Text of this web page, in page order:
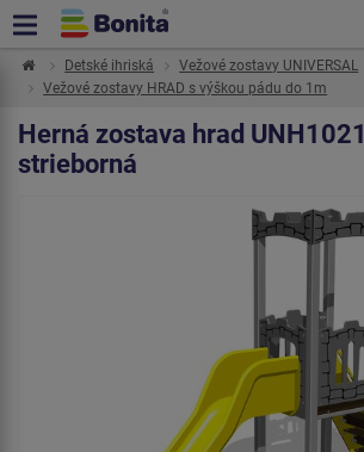
Detské ihriská
Vežové zostavy UNIVERSAL
Vežové zostavy HRAD s výškou pádu do 1m
Herná zostava hrad
strieborná